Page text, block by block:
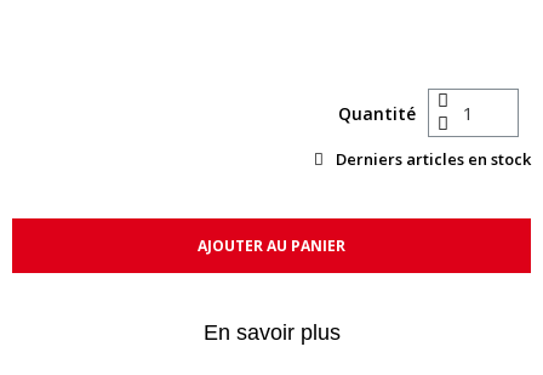
Quantité
Derniers articles en stock
AJOUTER AU PANIER
En savoir plus